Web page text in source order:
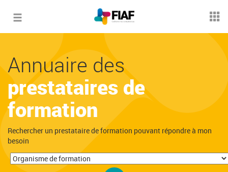
Toggle
Annuaire des
prestataires de
formation
Rechercher un prestataire de formation pouvant répondre à mon
besoin